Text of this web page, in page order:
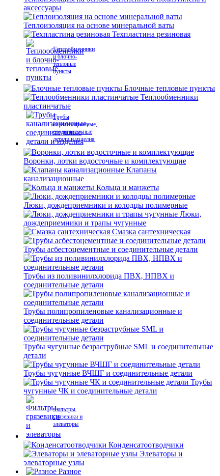
аксессуары
Теплоизоляция на основе минеральной ваты
Техпластина резиновая
Теплообменники
и блочно-
тепловые
пункты
Блочные тепловые пункты
Теплообменники
пластинчатые
Трубы
канализационные,
соединительные
детали и изделия
Воронки, лотки водосточные и комплектующие
Клапаны
канализационные
Кольца и манжеты
Люки, дождеприемники и колодцы полимерные
Люки,
дождеприемники и трапы чугунные
Смазка сантехническая
Трубы асбестоцементные и соединительные детали
Трубы из поливинилхлорида ПВХ, НПВХ и
соединительные детали
Трубы полипропиленовые канализационные и
соединительные детали
Трубы чугунные безраструбные SML и соединительные
детали
Трубы чугунные ВЧШГ и соединительные детали
Трубы
чугунные ЧК и соединительные детали
Фильтры,
грязевики и
элеваторы
Конденсатоотводчики
Элеваторы и
элеваторные узлы
Разное